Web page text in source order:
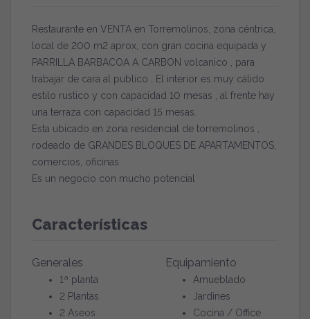
Restaurante en VENTA en Torremolinos, zona céntrica,
local de 200 m2 aprox, con gran cocina equipada y
PARRILLA BARBACOA A CARBON volcanico , para
trabajar de cara al publico . El interior es muy cálido
estilo rustico y con capacidad 10 mesas , al frente hay
una terraza con capacidad 15 mesas.
Esta ubicado en zona residencial de torremolinos ,
rodeado de GRANDES BLOQUES DE APARTAMENTOS,
comercios, oficinas.
Es un negocio con mucho potencial
Características
Generales
1ª planta
2 Plantas
2 Aseos
Equipamiento
Amueblado
Jardines
Cocina / Office